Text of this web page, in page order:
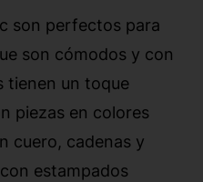
son perfectos para
son cómodos y con
tienen un toque
piezas en colores
cuero, cadenas y
estampados